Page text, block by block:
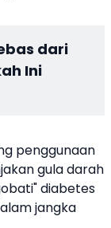
dari
Ini
penggunaan
gula darah
diabetes
jangka